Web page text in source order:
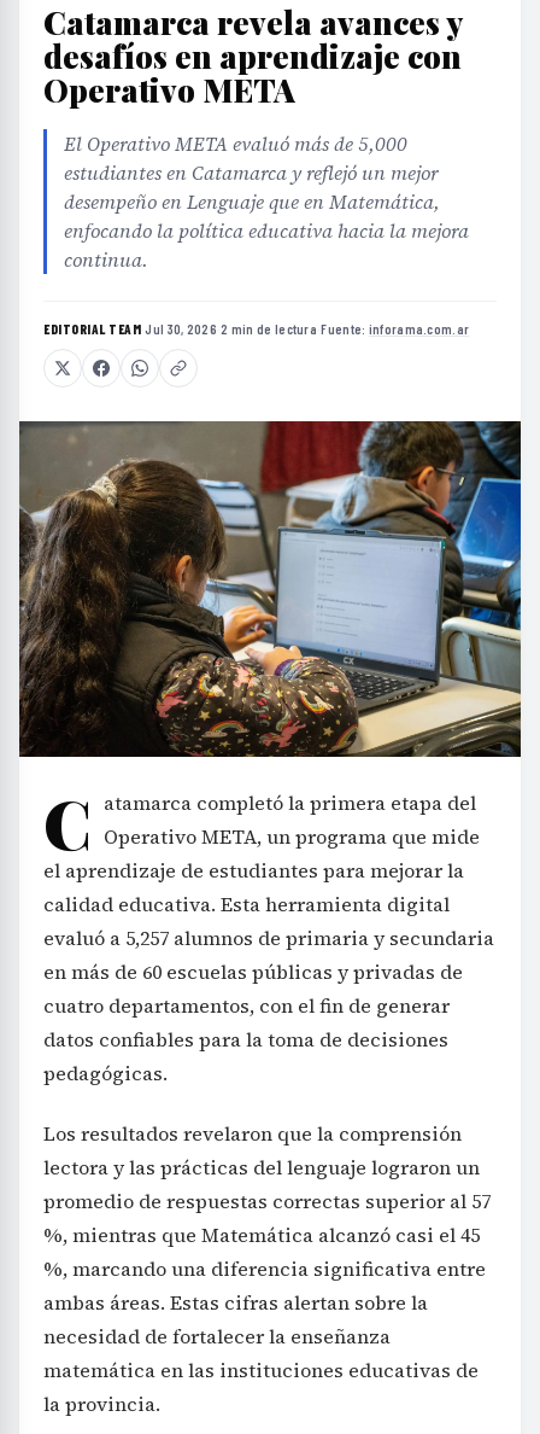
Catamarca revela avances y
desafíos en aprendizaje con
Operativo META
El Operativo META evaluó más de 5,000
estudiantes en Catamarca y reflejó un mejor
desempeño en Lenguaje que en Matemática,
enfocando la política educativa hacia la mejora
continua.
EDITORIAL TEAM·Jul 30, 2026·2 min de lectura·Fuente: inforama.com.ar
C
atamarca completó la primera etapa del
Operativo META, un programa que mide
el aprendizaje de estudiantes para mejorar la
calidad educativa. Esta herramienta digital
evaluó a 5,257 alumnos de primaria y secundaria
en más de 60 escuelas públicas y privadas de
cuatro departamentos, con el fin de generar
datos confiables para la toma de decisiones
pedagógicas.
Los resultados revelaron que la comprensión
lectora y las prácticas del lenguaje lograron un
promedio de respuestas correctas superior al 57
%, mientras que Matemática alcanzó casi el 45
%, marcando una diferencia significativa entre
ambas áreas. Estas cifras alertan sobre la
necesidad de fortalecer la enseñanza
matemática en las instituciones educativas de
la provincia.